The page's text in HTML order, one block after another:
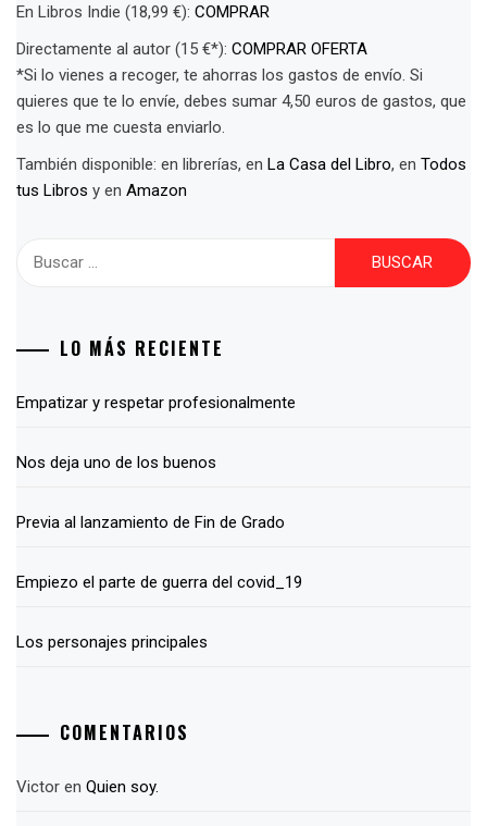
En Libros Indie (18,99 €): COMPRAR
Directamente al autor (15 €*): COMPRAR OFERTA
*Si lo vienes a recoger, te ahorras los gastos de envío. Si
quieres que te lo envíe, debes sumar 4,50 euros de gastos, que
es lo que me cuesta enviarlo.
También disponible: en librerías, en La Casa del Libro, en Todos
tus Libros y en Amazon
LO MÁS RECIENTE
Empatizar y respetar profesionalmente
Nos deja uno de los buenos
Previa al lanzamiento de Fin de Grado
Empiezo el parte de guerra del covid_19
Los personajes principales
COMENTARIOS
Victor en Quien soy.